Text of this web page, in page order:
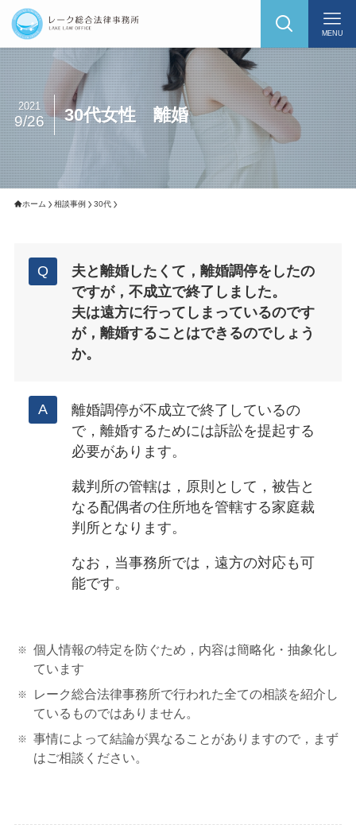
MENU
30代女性 離婚
2021
9/26
ホーム 相談事例 30代
夫と離婚したくて，離婚調停をしたの
ですが，不成立で終了しました。
夫は遠方に行ってしまっているのです
が，離婚することはできるのでしょう
か。
離婚調停が不成立で終了しているの
で，離婚するためには訴訟を提起する
必要があります。
裁判所の管轄は，原則として，被告と
なる配偶者の住所地を管轄する家庭裁
判所となります。
なお，当事務所では，遠方の対応も可
能です。
個人情報の特定を防ぐため，内容は簡略化・抽象化し
ています
レーク総合法律事務所で行われた全ての相談を紹介し
ているものではありません。
事情によって結論が異なることがありますので，まず
はご相談ください。